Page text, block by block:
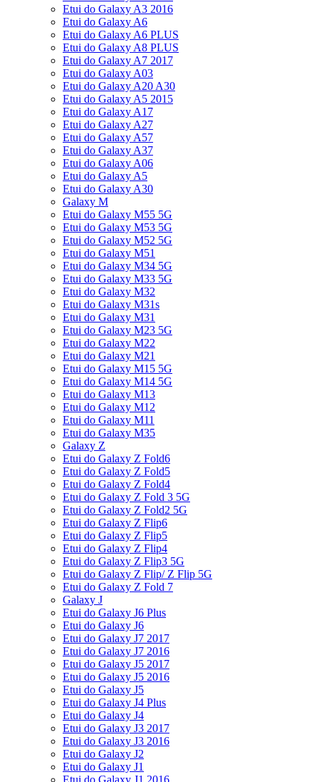
Etui do Galaxy A3 2016
Etui do Galaxy A6
Etui do Galaxy A6 PLUS
Etui do Galaxy A8 PLUS
Etui do Galaxy A7 2017
Etui do Galaxy A03
Etui do Galaxy A20 A30
Etui do Galaxy A5 2015
Etui do Galaxy A17
Etui do Galaxy A27
Etui do Galaxy A57
Etui do Galaxy A37
Etui do Galaxy A06
Etui do Galaxy A5
Etui do Galaxy A30
Galaxy M
Etui do Galaxy M55 5G
Etui do Galaxy M53 5G
Etui do Galaxy M52 5G
Etui do Galaxy M51
Etui do Galaxy M34 5G
Etui do Galaxy M33 5G
Etui do Galaxy M32
Etui do Galaxy M31s
Etui do Galaxy M31
Etui do Galaxy M23 5G
Etui do Galaxy M22
Etui do Galaxy M21
Etui do Galaxy M15 5G
Etui do Galaxy M14 5G
Etui do Galaxy M13
Etui do Galaxy M12
Etui do Galaxy M11
Etui do Galaxy M35
Galaxy Z
Etui do Galaxy Z Fold6
Etui do Galaxy Z Fold5
Etui do Galaxy Z Fold4
Etui do Galaxy Z Fold 3 5G
Etui do Galaxy Z Fold2 5G
Etui do Galaxy Z Flip6
Etui do Galaxy Z Flip5
Etui do Galaxy Z Flip4
Etui do Galaxy Z Flip3 5G
Etui do Galaxy Z Flip/ Z Flip 5G
Etui do Galaxy Z Fold 7
Galaxy J
Etui do Galaxy J6 Plus
Etui do Galaxy J6
Etui do Galaxy J7 2017
Etui do Galaxy J7 2016
Etui do Galaxy J5 2017
Etui do Galaxy J5 2016
Etui do Galaxy J5
Etui do Galaxy J4 Plus
Etui do Galaxy J4
Etui do Galaxy J3 2017
Etui do Galaxy J3 2016
Etui do Galaxy J2
Etui do Galaxy J1
Etui do Galaxy J1 2016